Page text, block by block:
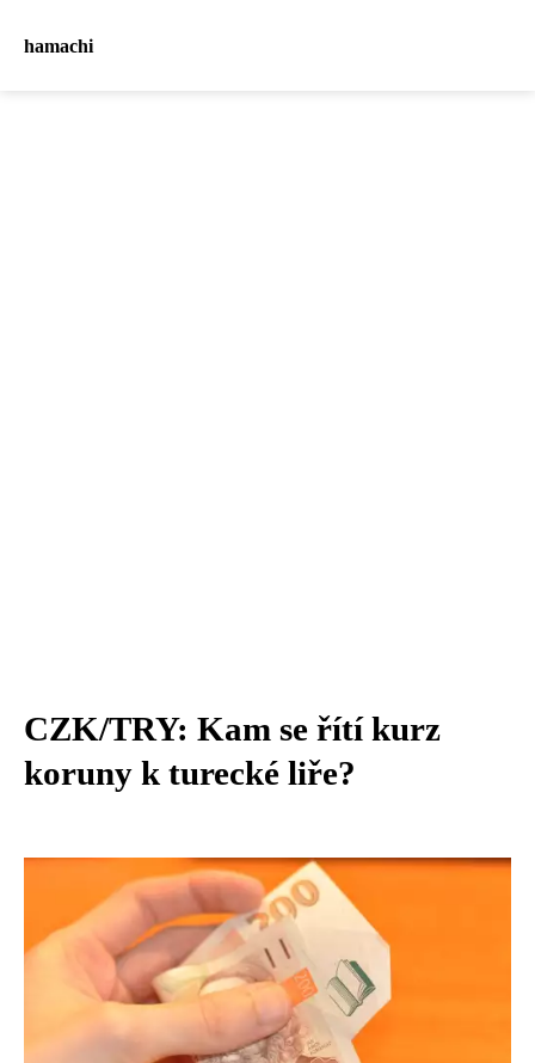
hamachi
CZK/TRY: Kam se řítí kurz
koruny k turecké liře?